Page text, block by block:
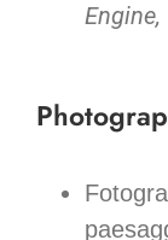
Engine,